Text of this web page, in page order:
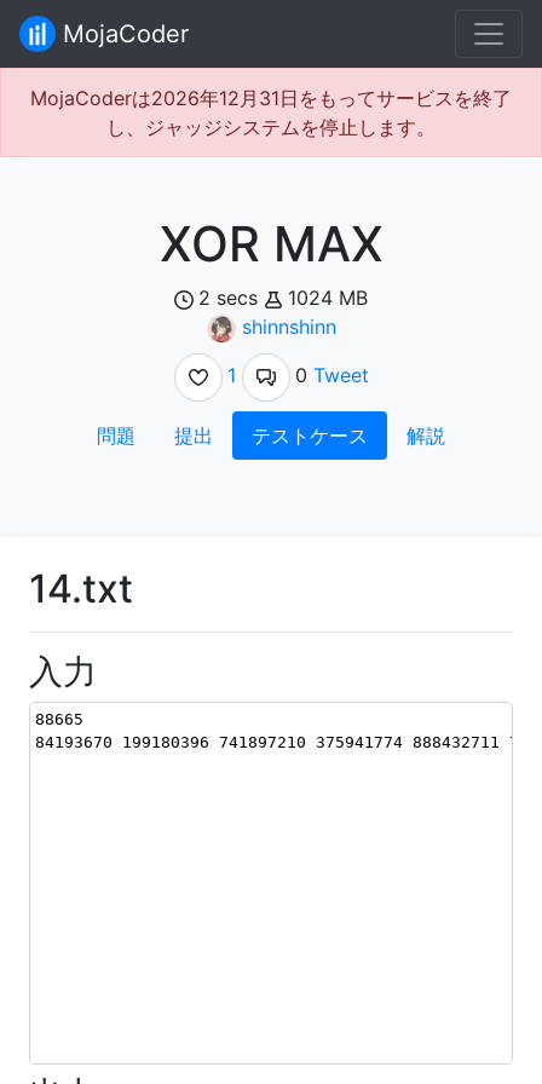
MojaCoder
MojaCoderは2026年12月31日をもってサービスを終了
し、ジャッジシステムを停止します。
XOR MAX
2 secs
1024 MB
shinnshinn
1
0 Tweet
問題 提出 テストケース 解説
14.txt
入力
88665
84193670 199180396 741897210 375941774 888432711